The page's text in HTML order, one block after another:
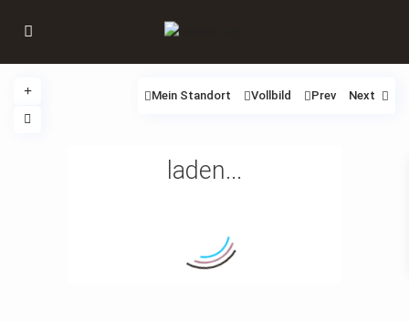
laden...
Mein Standort Vollbild Prev Next